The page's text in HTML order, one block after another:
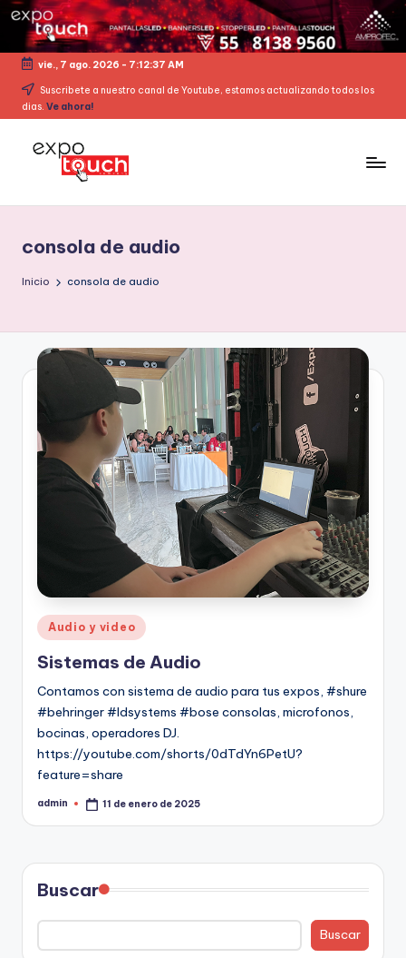
vie., 7 ago. 2026 - 7:12:37 AM
Suscribete a nuestro canal de Youtube, estamos actualizando todos los
dias. Ve ahora!
consola de audio
Inicio consola de audio
Audio y video
Sistemas de Audio
Contamos con sistema de audio para tus expos, #shure
#behringer #ldsystems #bose consolas, microfonos,
bocinas, operadores DJ.
https://youtube.com/shorts/0dTdYn6PetU?
feature=share
admin 11 de enero de 2025
Buscar
Buscar